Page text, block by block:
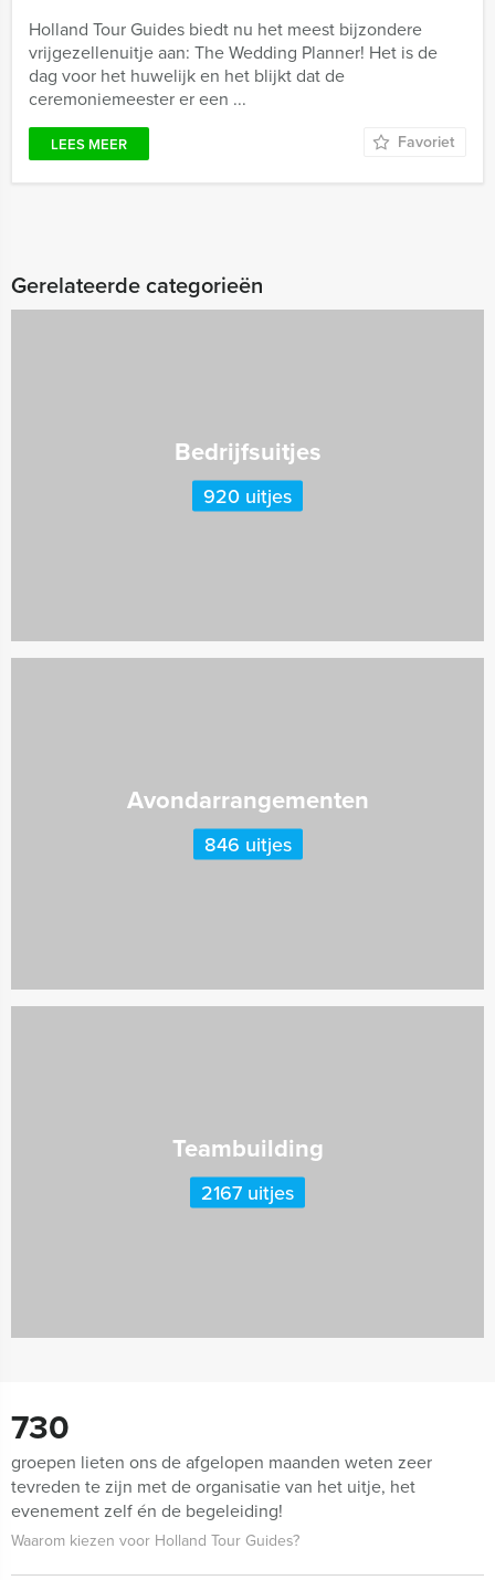
Holland Tour Guides biedt nu het meest bijzondere
vrijgezellenuitje aan: The Wedding Planner! Het is de
dag voor het huwelijk en het blijkt dat de
ceremoniemeester er een ...
LEES MEER Favoriet
Gerelateerde categorieën
Bedrijfsuitjes
920 uitjes
Avondarrangementen
846 uitjes
Teambuilding
2167 uitjes
730
groepen lieten ons de afgelopen maanden weten zeer
tevreden te zijn met de organisatie van het uitje, het
evenement zelf én de begeleiding!
Waarom kiezen voor Holland Tour Guides?